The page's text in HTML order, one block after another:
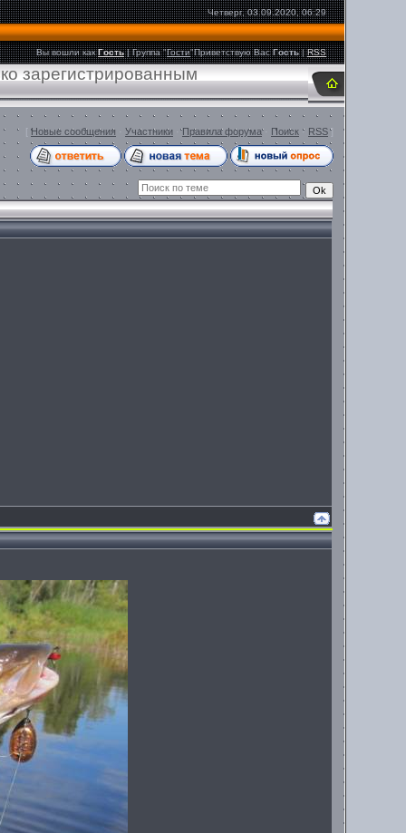
Четверг, 03.09.2020, 06:29
Вы вошли как Гость|Группа"Гости"Приветствую Вас Гость |RSS
зарегистрированным
[ Новые сообщения Участники ·Правила форума· Поиск · RSS]